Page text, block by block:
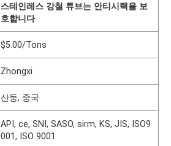
스테인레스 강철 튜브는 안티시랙을 보
호합니다
$5.00/Tons
Zhongxi
산둥, 중국
API, ce, SNI, SASO, sirm, KS, JIS, ISO9
001, ISO 9001